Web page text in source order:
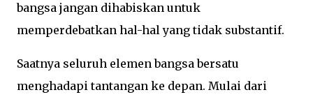
bangsa jangan dihabiskan untuk
memperdebatkan hal-hal yang tidak substantif.
Saatnya seluruh elemen bangsa bersatu
menghadapi tantangan ke depan. Mulai dari